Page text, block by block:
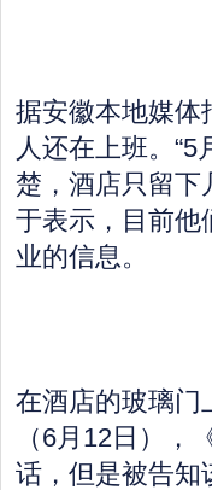
据安徽本地媒体
人还在上班。
楚，酒店只留下
于表示，目前他
业的信息。
在酒店的玻璃门
（6月12日）
话，但是被告知